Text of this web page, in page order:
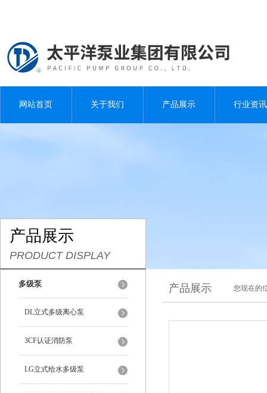
网站首页 关于我们 产品展示 行业资讯
产品展示
PRODUCT DISPLAY
多级泵
DL立式多级离心泵
3CF认证消防泵
LG立式给水多级泵
产品展示 您现在的